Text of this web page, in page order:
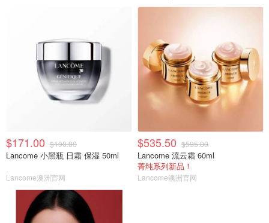
$171.00 $190.00
Lancome 小黑瓶 日霜 保湿 50ml
Lancome澳洲官网
$535.50 $595.00
Lancome 流云霜 60ml
菁纯系列新品！
Lancome澳洲官网